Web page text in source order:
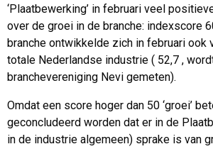
‘Plaatbewerking’ in februari veel
over de groei in de branche: indexscore
branche ontwikkelde zich in februari ook
totale Nederlandse industrie ( 52,7 ,
branchevereniging Nevi gemeten).
Omdat een score hoger dan 50 ‘groei’
geconcludeerd worden dat er in de
in de industrie algemeen) sprake is van